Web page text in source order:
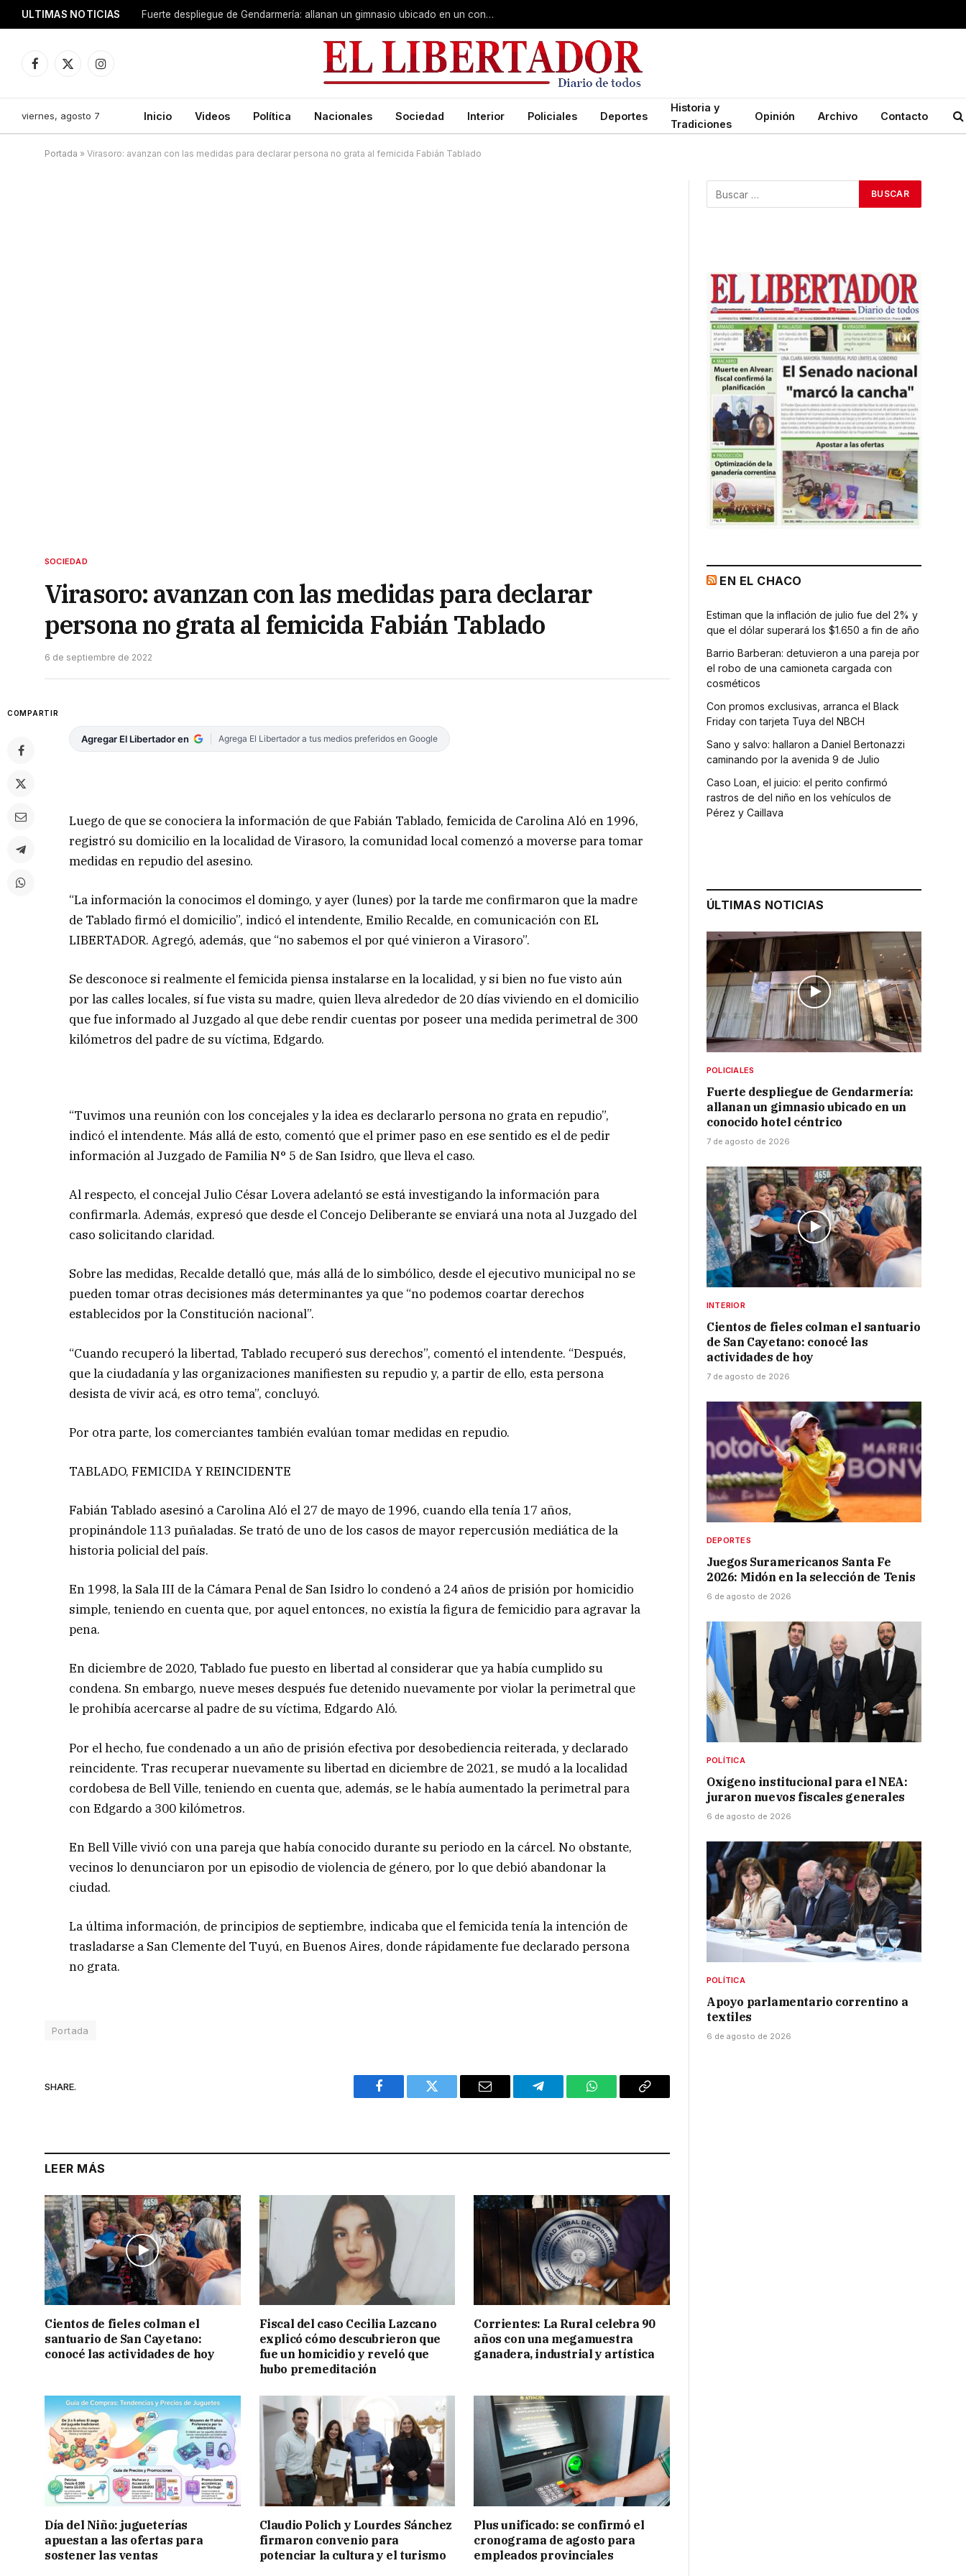
ULTIMAS NOTICIAS Fuerte despliegue de Gendarmería: allanan un gimnasio ubicado en un conocido hotel céntrico
Facebook
X
Instagram
viernes, agosto 7 Inicio Videos Política Nacionales Sociedad Interior Policiales Deportes
Historia y
Tradiciones
Opinión Archivo Contacto
Portada » Virasoro: avanzan con las medidas para declarar persona no grata al femicida Fabián Tablado
SOCIEDAD
Virasoro: avanzan con las medidas para declarar
persona no grata al femicida Fabián Tablado
6 de septiembre de 2022
COMPARTIR
Agregar El Libertador en Agrega El Libertador a tus medios preferidos en Google
Luego de que se conociera la información de que Fabián Tablado, femicida de Carolina Aló en 1996,
registró su domicilio en la localidad de Virasoro, la comunidad local comenzó a moverse para tomar
medidas en repudio del asesino.
“La información la conocimos el domingo, y ayer (lunes) por la tarde me confirmaron que la madre
de Tablado firmó el domicilio”, indicó el intendente, Emilio Recalde, en comunicación con EL
LIBERTADOR. Agregó, además, que “no sabemos el por qué vinieron a Virasoro”.
Se desconoce si realmente el femicida piensa instalarse en la localidad, y si bien no fue visto aún
por las calles locales, sí fue vista su madre, quien lleva alrededor de 20 días viviendo en el domicilio
que fue informado al Juzgado al que debe rendir cuentas por poseer una medida perimetral de 300
kilómetros del padre de su víctima, Edgardo.
“Tuvimos una reunión con los concejales y la idea es declararlo persona no grata en repudio”,
indicó el intendente. Más allá de esto, comentó que el primer paso en ese sentido es el de pedir
información al Juzgado de Familia N° 5 de San Isidro, que lleva el caso.
Al respecto, el concejal Julio César Lovera adelantó se está investigando la información para
confirmarla. Además, expresó que desde el Concejo Deliberante se enviará una nota al Juzgado del
caso solicitando claridad.
Sobre las medidas, Recalde detalló que, más allá de lo simbólico, desde el ejecutivo municipal no se
pueden tomar otras decisiones más determinantes ya que “no podemos coartar derechos
establecidos por la Constitución nacional”.
“Cuando recuperó la libertad, Tablado recuperó sus derechos”, comentó el intendente. “Después,
que la ciudadanía y las organizaciones manifiesten su repudio y, a partir de ello, esta persona
desista de vivir acá, es otro tema”, concluyó.
Por otra parte, los comerciantes también evalúan tomar medidas en repudio.
TABLADO, FEMICIDA Y REINCIDENTE
Fabián Tablado asesinó a Carolina Aló el 27 de mayo de 1996, cuando ella tenía 17 años,
propinándole 113 puñaladas. Se trató de uno de los casos de mayor repercusión mediática de la
historia policial del país.
En 1998, la Sala III de la Cámara Penal de San Isidro lo condenó a 24 años de prisión por homicidio
simple, teniendo en cuenta que, por aquel entonces, no existía la figura de femicidio para agravar la
pena.
En diciembre de 2020, Tablado fue puesto en libertad al considerar que ya había cumplido su
condena. Sn embargo, nueve meses después fue detenido nuevamente por violar la perimetral que
le prohibía acercarse al padre de su víctima, Edgardo Aló.
Por el hecho, fue condenado a un año de prisión efectiva por desobediencia reiterada, y declarado
reincidente. Tras recuperar nuevamente su libertad en diciembre de 2021, se mudó a la localidad
cordobesa de Bell Ville, teniendo en cuenta que, además, se le había aumentado la perimetral para
con Edgardo a 300 kilómetros.
En Bell Ville vivió con una pareja que había conocido durante su periodo en la cárcel. No obstante,
vecinos lo denunciaron por un episodio de violencia de género, por lo que debió abandonar la
ciudad.
La última información, de principios de septiembre, indicaba que el femicida tenía la intención de
trasladarse a San Clemente del Tuyú, en Buenos Aires, donde rápidamente fue declarado persona
no grata.
Portada
SHARE.
Facebook Twitter Email Telegram WhatsAppCopy
LEER MÁS
Cientos de fieles colman el
santuario de San Cayetano:
conocé las actividades de hoy
Fiscal del caso Cecilia Lazcano
explicó cómo descubrieron que
fue un homicidio y reveló que
hubo premeditación
Corrientes: La Rural celebra 90
años con una megamuestra
ganadera, industrial y artística
Día del Niño: jugueterías
apuestan a las ofertas para
sostener las ventas
Claudio Polich y Lourdes Sánchez
firmaron convenio para
potenciar la cultura y el turismo
Plus unificado: se confirmó el
cronograma de agosto para
empleados provinciales
EN EL CHACO
Estiman que la inflación de julio fue del 2% y
que el dólar superará los $1.650 a fin de año
Barrio Barberan: detuvieron a una pareja por
el robo de una camioneta cargada con
cosméticos
Con promos exclusivas, arranca el Black
Friday con tarjeta Tuya del NBCH
Sano y salvo: hallaron a Daniel Bertonazzi
caminando por la avenida 9 de Julio
Caso Loan, el juicio: el perito confirmó
rastros de del niño en los vehículos de
Pérez y Caillava
ÚLTIMAS NOTICIAS
POLICIALES
Fuerte despliegue de Gendarmería:
allanan un gimnasio ubicado en un
conocido hotel céntrico
7 de agosto de 2026
INTERIOR
Cientos de fieles colman el santuario
de San Cayetano: conocé las
actividades de hoy
7 de agosto de 2026
DEPORTES
Juegos Suramericanos Santa Fe
2026: Midón en la selección de Tenis
6 de agosto de 2026
POLÍTICA
Oxígeno institucional para el NEA:
juraron nuevos fiscales generales
6 de agosto de 2026
POLÍTICA
Apoyo parlamentario correntino a
textiles
6 de agosto de 2026